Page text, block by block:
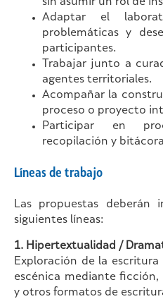
sin asumir un rol de
Adaptar el
problemáticas y
participantes.
Trabajar junto a
agentes territoriales.
Acompañar la
proceso o proyecto
Participar en
recopilación y
Líneas de trabajo
Las propuestas deberán
siguientes líneas:
1. Hipertextualidad /
Exploración de la
escénica mediante
y otros formatos de